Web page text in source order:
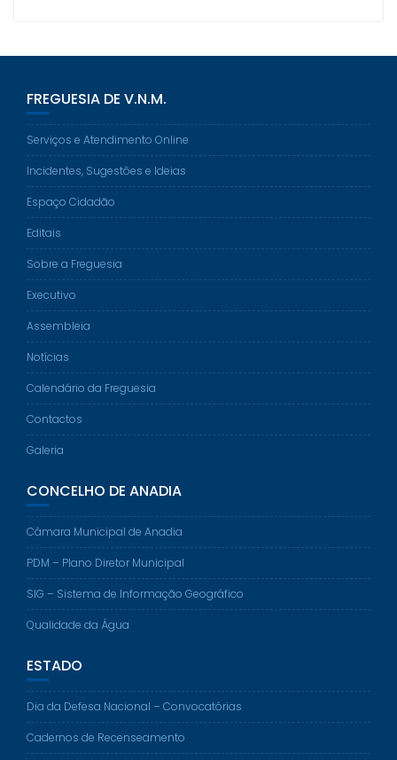
FREGUESIA DE V.N.M.
Serviços e Atendimento Online
Incidentes, Sugestões e Ideias
Espaço Cidadão
Editais
Sobre a Freguesia
Executivo
Assembleia
Notícias
Calendário da Freguesia
Contactos
Galeria
CONCELHO DE ANADIA
Câmara Municipal de Anadia
PDM – Plano Diretor Municipal
SIG – Sistema de Informação Geográfico
Qualidade da Água
ESTADO
Dia da Defesa Nacional – Convocatórias
Cadernos de Recenseamento